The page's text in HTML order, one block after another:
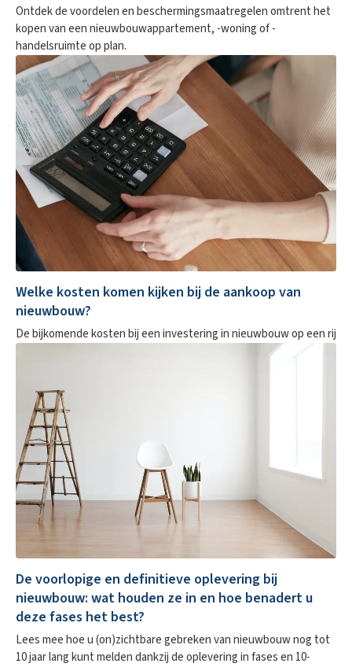
Ontdek de voordelen en beschermingsmaatregelen omtrent het
kopen van een nieuwbouwappartement, -woning of -
handelsruimte op plan.
Welke kosten komen kijken bij de aankoop van
nieuwbouw?
De bijkomende kosten bij een investering in nieuwbouw op een rij
De voorlopige en definitieve oplevering bij
nieuwbouw: wat houden ze in en hoe benadert u
deze fases het best?
Lees mee hoe u (on)zichtbare gebreken van nieuwbouw nog tot
10 jaar lang kunt melden dankzij de oplevering in fases en 10-